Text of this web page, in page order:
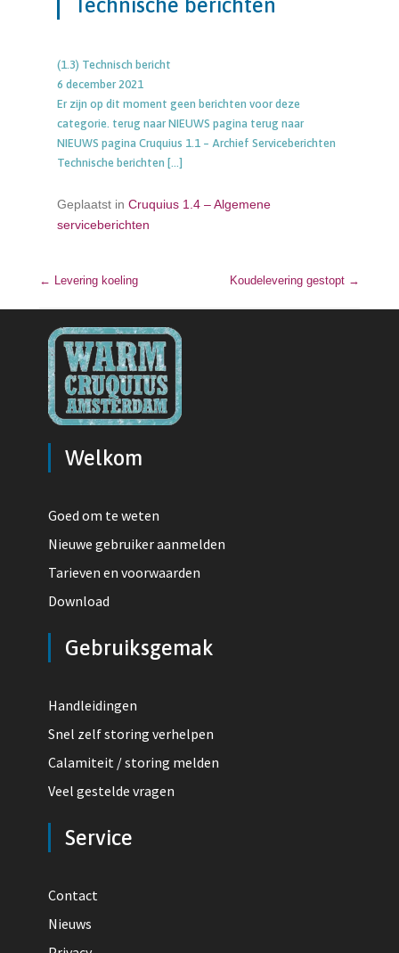
(1.3) Technisch bericht
6 december 2021
Er zijn op dit moment geen berichten voor deze
categorie. terug naar NIEUWS pagina terug naar
NIEUWS pagina Cruquius 1.1 – Archief Serviceberichten
Technische berichten […]
Geplaatst in Cruquius 1.4 – Algemene
serviceberichten
Bericht navigatie
← Levering koeling Koudelevering gestopt →
Welkom
Goed om te weten
Nieuwe gebruiker aanmelden
Tarieven en voorwaarden
Download
Gebruiksgemak
Handleidingen
Snel zelf storing verhelpen
Calamiteit / storing melden
Veel gestelde vragen
Service
Contact
Nieuws